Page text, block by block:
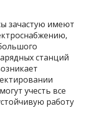
зачастую имеют
станций
учесть все
работу